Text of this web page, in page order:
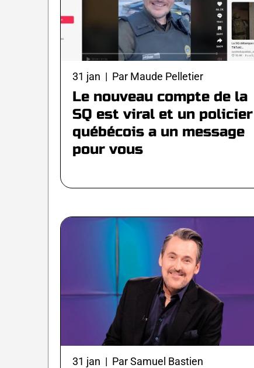
31 jan | Par Maude Pelletier
Le nouveau compte de la
SQ est viral et un policier
québécois a un message
pour vous
31 jan | Par Samuel Bastien